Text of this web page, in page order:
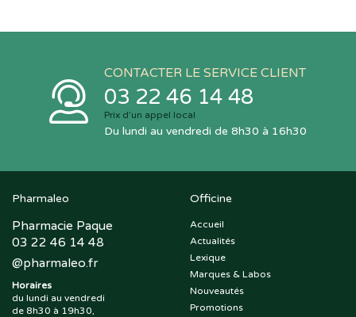
CONTACTER LE SERVICE CLIENT
03 22 46 14 48
Prix d’un appel local
Du lundi au vendredi de 8h30 à 16h30
Pharmaleo
Pharmacie Paque
03 22 46 14 48
@pharmaleo.fr
Horaires
du lundi au vendredi
de 8h30 à 19h30,
Officine
Accueil
Actualités
Lexique
Marques & Labos
Nouveautés
Promotions